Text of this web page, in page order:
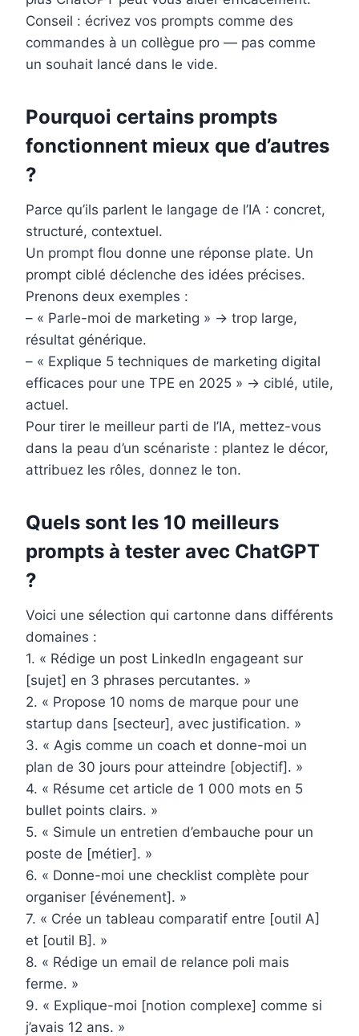
Conseil : écrivez vos prompts comme des
commandes à un collègue pro — pas comme
un souhait lancé dans le vide.
Pourquoi certains prompts
fonctionnent mieux que d’autres
?
Parce qu’ils parlent le langage de l’IA : concret,
structuré, contextuel.
Un prompt flou donne une réponse plate. Un
prompt ciblé déclenche des idées précises.
Prenons deux exemples :
– « Parle-moi de marketing » → trop large,
résultat générique.
– « Explique 5 techniques de marketing digital
efficaces pour une TPE en 2025 » → ciblé, utile,
actuel.
Pour tirer le meilleur parti de l’IA, mettez-vous
dans la peau d’un scénariste : plantez le décor,
attribuez les rôles, donnez le ton.
Quels sont les 10 meilleurs
prompts à tester avec ChatGPT
?
Voici une sélection qui cartonne dans différents
domaines :
1. « Rédige un post LinkedIn engageant sur
[sujet] en 3 phrases percutantes. »
2. « Propose 10 noms de marque pour une
startup dans [secteur], avec justification. »
3. « Agis comme un coach et donne-moi un
plan de 30 jours pour atteindre [objectif]. »
4. « Résume cet article de 1 000 mots en 5
bullet points clairs. »
5. « Simule un entretien d’embauche pour un
poste de [métier]. »
6. « Donne-moi une checklist complète pour
organiser [événement]. »
7. « Crée un tableau comparatif entre [outil A]
et [outil B]. »
8. « Rédige un email de relance poli mais
ferme. »
9. « Explique-moi [notion complexe] comme si
j’avais 12 ans. »